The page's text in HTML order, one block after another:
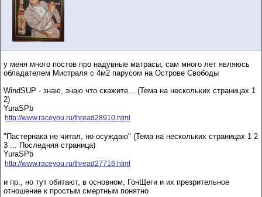
у меня много постов про надувные матрасы, сам много лет являюсь
обладателем Мистраля с 4м2 парусом на Острове Свободы
WindSUP - знаю, знаю что скажите... (Тема на нескольких страницах 1
2)
YuraSPb
http://www.raceyou.ru/thread28910.html
"Пастернака не читал, но осуждаю" (Тема на нескольких страницах 1 2
3 ... Последняя страница)
YuraSPb
http://www.raceyou.ru/thread27716.html
и пр., но тут обитают, в основном, ГонЩеги и их презрительное
отношение к простым смертным понятно